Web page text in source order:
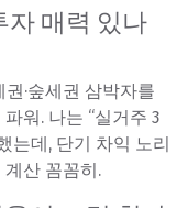
자 매력 있나
권·숲세권 삼박자를
파워. 나는 “실거주 3
는데, 단기 차익 노리
계산 꼼꼼히.